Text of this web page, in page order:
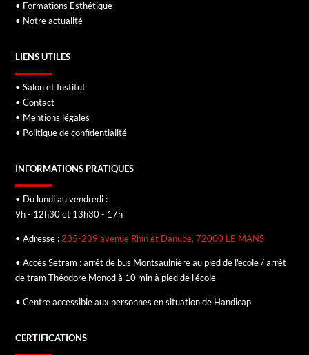
• Formations Esthétique
• Notre actualité
LIENS UTILES
• Salon et Institut
• Contact
• Mentions légales
• Politique de confidentialité
INFORMATIONS PRATIQUES
• Du lundi au vendredi :
9h - 12h30 et 13h30 - 17h
• Adresse :235-239 avenue Rhin et Danube, 72000 LE MANS
• Accès Setram : arrêt de bus Montsaulnière au pied de l'école / arrêt
de tram Théodore Monod à 10 min à pied de l'école
• Centre accessible aux personnes en situation de Handicap
CERTIFICATIONS